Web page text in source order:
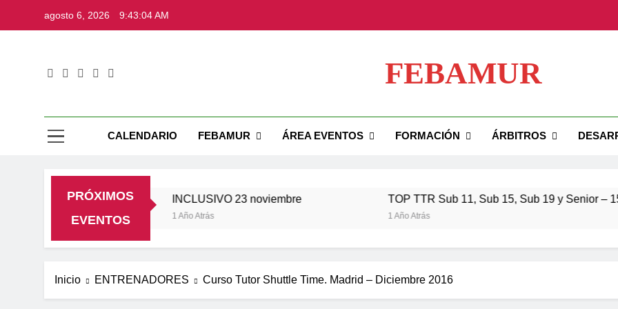
agosto 6, 2026 9:43:05 AM
TOP
TOP
FEBAMUR
CALENDARIO FEBAMUR ÁREA EVENTOS FORMACIÓN ÁRBITROS
PRÓXIMOS
EVENTOS
INCLUSIVO 23 noviembre
1 Año Atrás
TOP TTR Sub 11, Sub 15, Sub 19 y Senior – 15
1 Año Atrás
Inicio ENTRENADORES Curso Tutor Shuttle Time. Madrid – Diciembre 2016